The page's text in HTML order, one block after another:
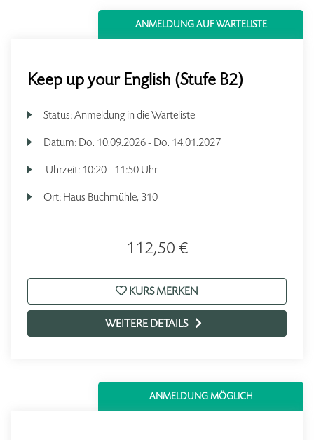
ANMELDUNG AUF WARTELISTE
Keep up your English (Stufe B2)
Status:Anmeldung in die Warteliste
Datum: Do. 10.09.2026 - Do. 14.01.2027
Uhrzeit: 10:20 - 11:50 Uhr
Ort: Haus Buchmühle, 310
112,50 €
KURS MERKEN
WEITERE DETAILS
ANMELDUNG MÖGLICH